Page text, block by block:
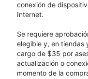
conexión de
Internet.
Se requiere
elegible y, en tiendas
cargo de $35 por
actualización o
momento de la